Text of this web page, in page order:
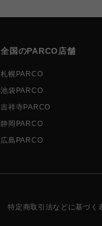
全国のPARCO店舗
札幌PARCO
池袋PARCO
吉祥寺PARCO
静岡PARCO
広島PARCO
特定商取引法などに基づく